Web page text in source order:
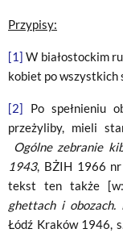
Przypisy:
[1] W białostockim
kobiet po wszystkich
[2] Po spełnieniu
przeżyliby, mieli
Ogólne zebranie
1943, BŻIH 1966
tekst ten także
ghettach i
Łódź Kraków 1946,